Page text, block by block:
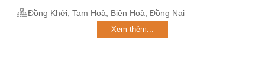
Đồng Khởi, Tam Hoà, Biên Hoà, Đồng Nai
Xem thêm...